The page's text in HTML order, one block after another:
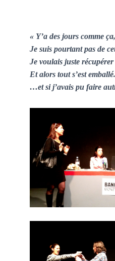
« Y’a des jours comme
Je suis pourtant pas de
Je voulais juste
Et alors tout s’est emballé.
…et si j’avais pu faire